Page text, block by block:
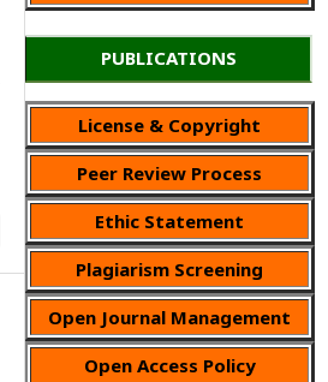
PUBLICATIONS
License & Copyright
Peer Review Process
Ethic Statement
Plagiarism Screening
Open Journal Management
Open Access Policy